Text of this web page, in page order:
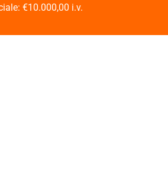
€10.000,00 i.v.